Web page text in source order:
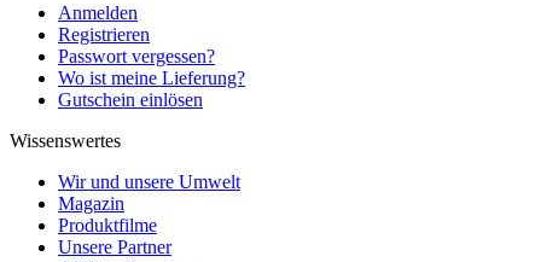
Anmelden
Registrieren
Passwort vergessen?
Wo ist meine Lieferung?
Gutschein einlösen
Wissenswertes
Wir und unsere Umwelt
Magazin
Produktfilme
Unsere Partner